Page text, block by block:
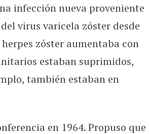
infección nueva proveniente
virus varicela zóster desde
zóster aumentaba con
estaban suprimidos,
también estaban en
en 1964. Propuso que